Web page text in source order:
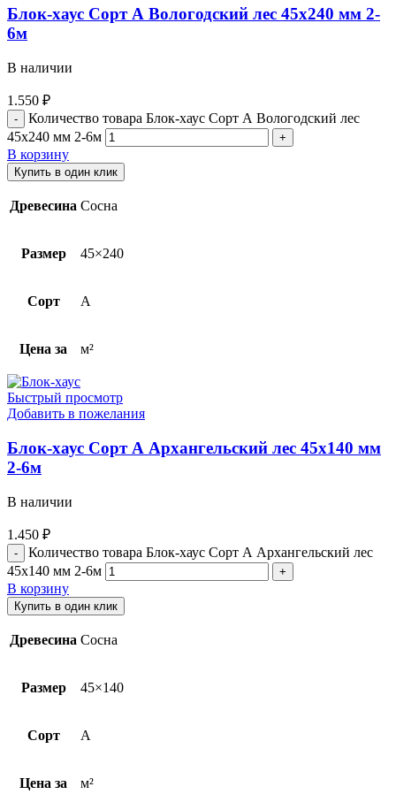
Блок-хаус Cорт А Вологодский лес 45х240 мм 2-
6м
В наличии
1.550 ₽
Количество товара Блок-хаус Cорт А Вологодский лес
45х240 мм 2-6м
В корзину
Купить в один клик
Древесина Сосна
Размер 45×240
Сорт A
Цена за м²
Быстрый просмотр
Добавить в пожелания
Блок-хаус Cорт А Архангельский лес 45х140 мм
2-6м
В наличии
1.450 ₽
Количество товара Блок-хаус Cорт А Архангельский лес
45х140 мм 2-6м
В корзину
Купить в один клик
Древесина Сосна
Размер 45×140
Сорт A
Цена за м²